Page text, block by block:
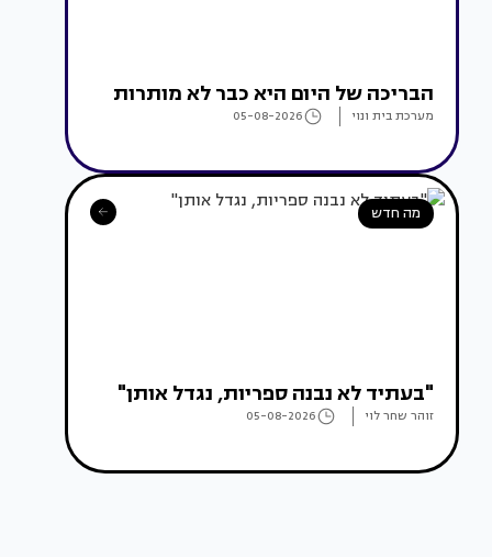
הבריכה של היום היא כבר לא מותרות
מערכת בית ונוי 05-08-2026
מה חדש
"בעתיד לא נבנה ספריות, נגדל אותן"
זוהר שחר לוי 05-08-2026